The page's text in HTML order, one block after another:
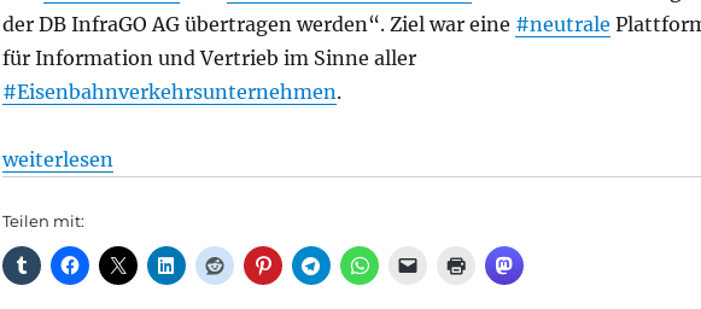
der DB InfraGO AG übertragen werden“. Ziel war eine #neutrale
für Information und Vertrieb im Sinne aller
#Eisenbahnverkehrsunternehmen.
„Fahrgastverband PRO BAHN: DB darf eigene Reformagenda nicht
weiterlesen
Teilen mit: